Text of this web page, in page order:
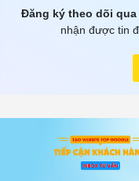
Đăng ký theo dõi qua
nhận được tin